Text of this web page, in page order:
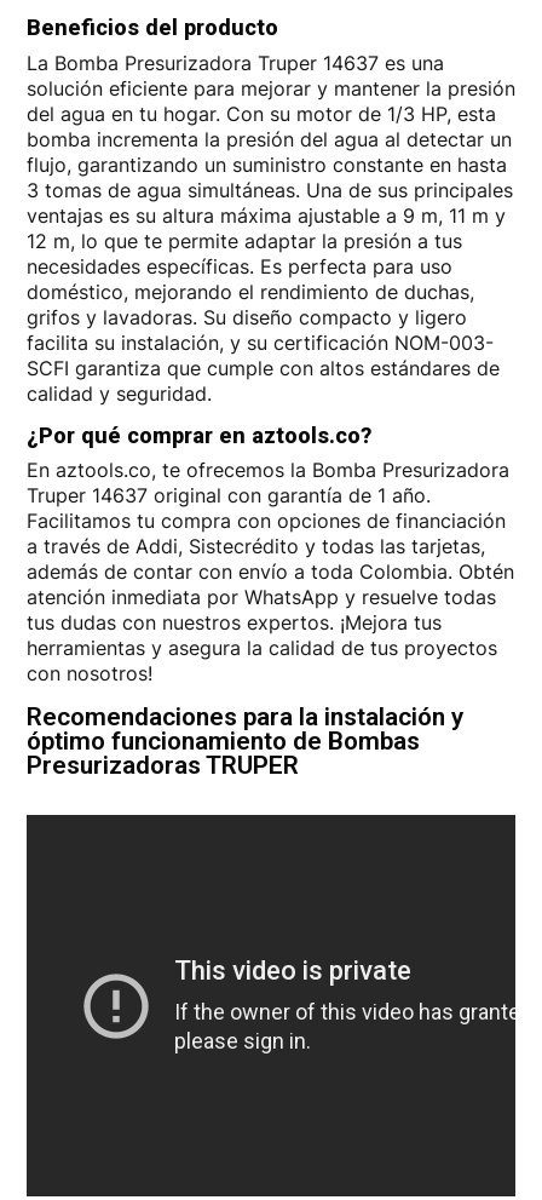
Beneficios del producto
La Bomba Presurizadora Truper 14637 es una
solución eficiente para mejorar y mantener la presión
del agua en tu hogar. Con su motor de 1/3 HP, esta
bomba incrementa la presión del agua al detectar un
flujo, garantizando un suministro constante en hasta
3 tomas de agua simultáneas. Una de sus principales
ventajas es su altura máxima ajustable a 9 m, 11 m y
12 m, lo que te permite adaptar la presión a tus
necesidades específicas. Es perfecta para uso
doméstico, mejorando el rendimiento de duchas,
grifos y lavadoras. Su diseño compacto y ligero
facilita su instalación, y su certificación NOM-003-
SCFI garantiza que cumple con altos estándares de
calidad y seguridad.
¿Por qué comprar en aztools.co?
En aztools.co, te ofrecemos la Bomba Presurizadora
Truper 14637 original con garantía de 1 año.
Facilitamos tu compra con opciones de financiación
a través de Addi, Sistecrédito y todas las tarjetas,
además de contar con envío a toda Colombia. Obtén
atención inmediata por WhatsApp y resuelve todas
tus dudas con nuestros expertos. ¡Mejora tus
herramientas y asegura la calidad de tus proyectos
con nosotros!
Recomendaciones para la instalación y
óptimo funcionamiento de Bombas
Presurizadoras TRUPER